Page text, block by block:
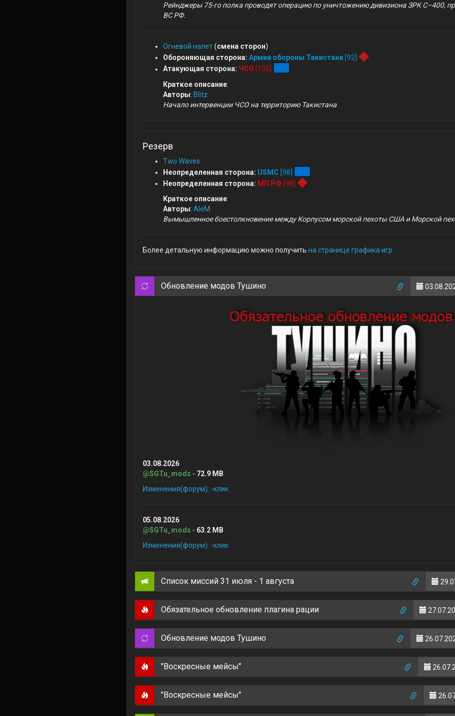
Рейнджеры 75-го полка проводят операцию по уничтожению дивизиона ЗРК С–400,
ВС РФ.
Огневой налет(смена сторон)
Обороняющая сторона: Армия обороны Такистана [92]
Атакующая сторона: ЧСО [105]
Краткое описание:
Авторы: Blitz
Начало интервенции ЧСО на территорию Такистана
Резерв
Two Waves
Неопределенная сторона: USMC [98]
Неопределенная сторона: МП РФ [98]
Краткое описание:
Авторы: AleM
Вымышленное боестолкновение между Корпусом морской пехоты США и Морской
Более детальную информацию можно получить на странице графика игр
Обновление модов Тушино
03.08.2026
@SGTu_mods - 72.9 MB
Изменения(форум): -клик
05.08.2026
@SGTu_mods - 63.2 MB
Изменения(форум): -клик
Список миссий 31 июля - 1 августа
Обязательное обновление плагина рации
Обновление модов Тушино
"Воскресные мейсы"
"Воскресные мейсы"